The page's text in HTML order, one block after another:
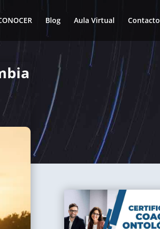
Blog Aula Virtual Contacto